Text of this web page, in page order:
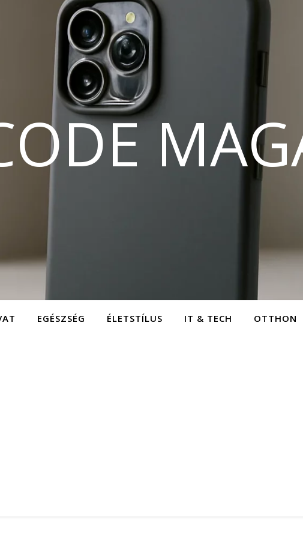
EGÉSZSÉG ÉLETSTÍLUS IT & TECH OTTHON